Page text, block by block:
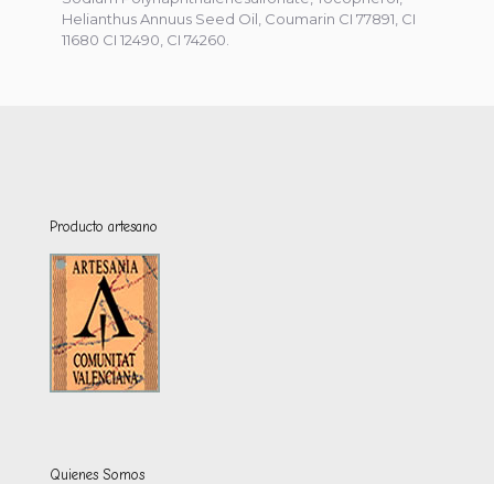
Helianthus Annuus Seed Oil, Coumarin CI 77891, CI
11680 CI 12490, CI 74260.
Producto artesano
Quienes Somos